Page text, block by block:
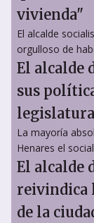
vivienda"
El alcalde
orgulloso de
El alcalde
sus
legislatura
La mayoría
Henares el
El alcalde
reivindica
de la